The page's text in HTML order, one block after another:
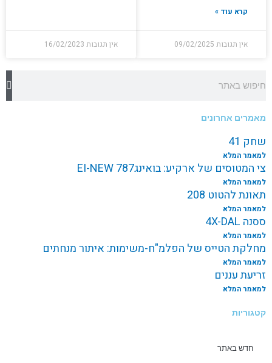
קרא עוד »
אין תגובות 09/02/2025 אין תגובות 16/02/2023
מאמרים אחרונים
שחק 41
למאמר המלא
צי המטוסים של ארקיע: בואינג787 EI-NEW
למאמר המלא
תאונת להטוט 208
למאמר המלא
ססנה 4X-DAL
למאמר המלא
מחלקת הטייס של הפלמ"ח-משימות: איתור מנחתים
למאמר המלא
זריעת עננים
למאמר המלא
קטגוריות
חדש באתר